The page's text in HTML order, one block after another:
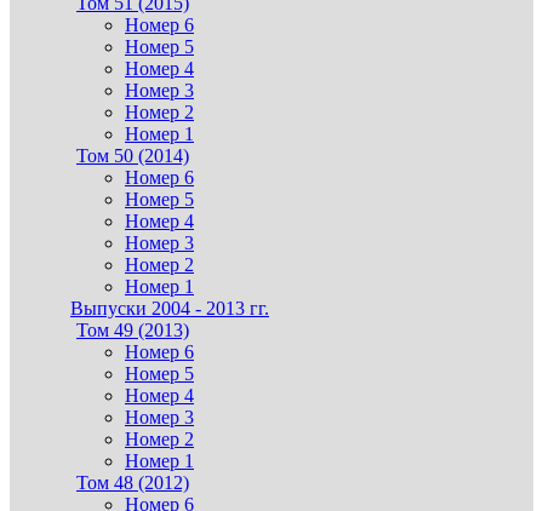
Номер 6
Номер 5
Номер 4
Номер 3
Номер 2
Номер 1
Том 50 (2014)
Номер 6
Номер 5
Номер 4
Номер 3
Номер 2
Номер 1
Выпуски 2004 - 2013 гг.
Том 49 (2013)
Номер 6
Номер 5
Номер 4
Номер 3
Номер 2
Номер 1
Том 48 (2012)
Номер 6